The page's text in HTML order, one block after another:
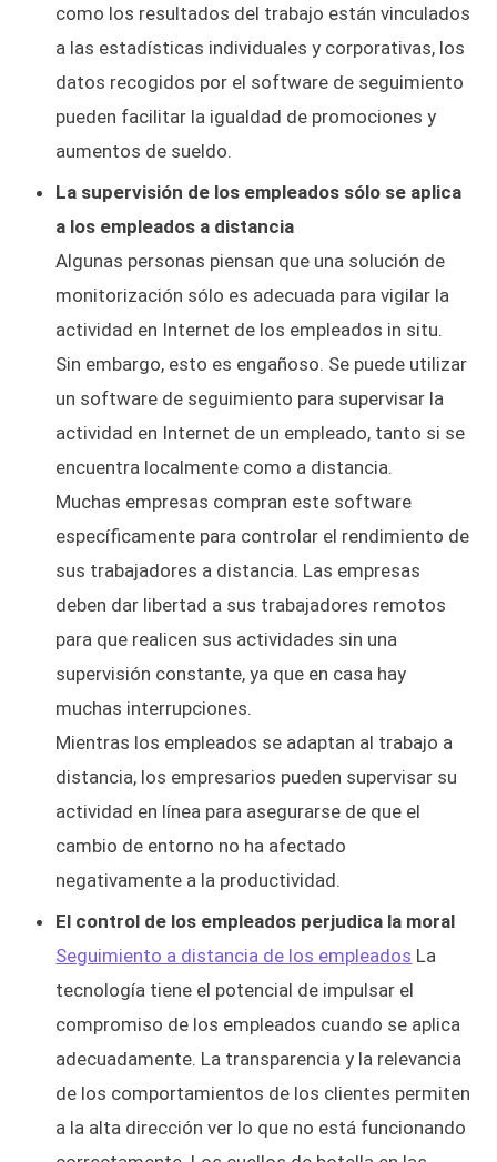
como los resultados del trabajo están vinculados
a las estadísticas individuales y corporativas, los
datos recogidos por el software de seguimiento
pueden facilitar la igualdad de promociones y
aumentos de sueldo.
La supervisión de los empleados sólo se aplica
a los empleados a distancia
Algunas personas piensan que una solución de
monitorización sólo es adecuada para vigilar la
actividad en Internet de los empleados in situ.
Sin embargo, esto es engañoso. Se puede utilizar
un software de seguimiento para supervisar la
actividad en Internet de un empleado, tanto si se
encuentra localmente como a distancia.
Muchas empresas compran este software
específicamente para controlar el rendimiento de
sus trabajadores a distancia. Las empresas
deben dar libertad a sus trabajadores remotos
para que realicen sus actividades sin una
supervisión constante, ya que en casa hay
muchas interrupciones.
Mientras los empleados se adaptan al trabajo a
distancia, los empresarios pueden supervisar su
actividad en línea para asegurarse de que el
cambio de entorno no ha afectado
negativamente a la productividad.
El control de los empleados perjudica la moral
Seguimiento a distancia de los empleados La
tecnología tiene el potencial de impulsar el
compromiso de los empleados cuando se aplica
adecuadamente. La transparencia y la relevancia
de los comportamientos de los clientes permiten
a la alta dirección ver lo que no está funcionando